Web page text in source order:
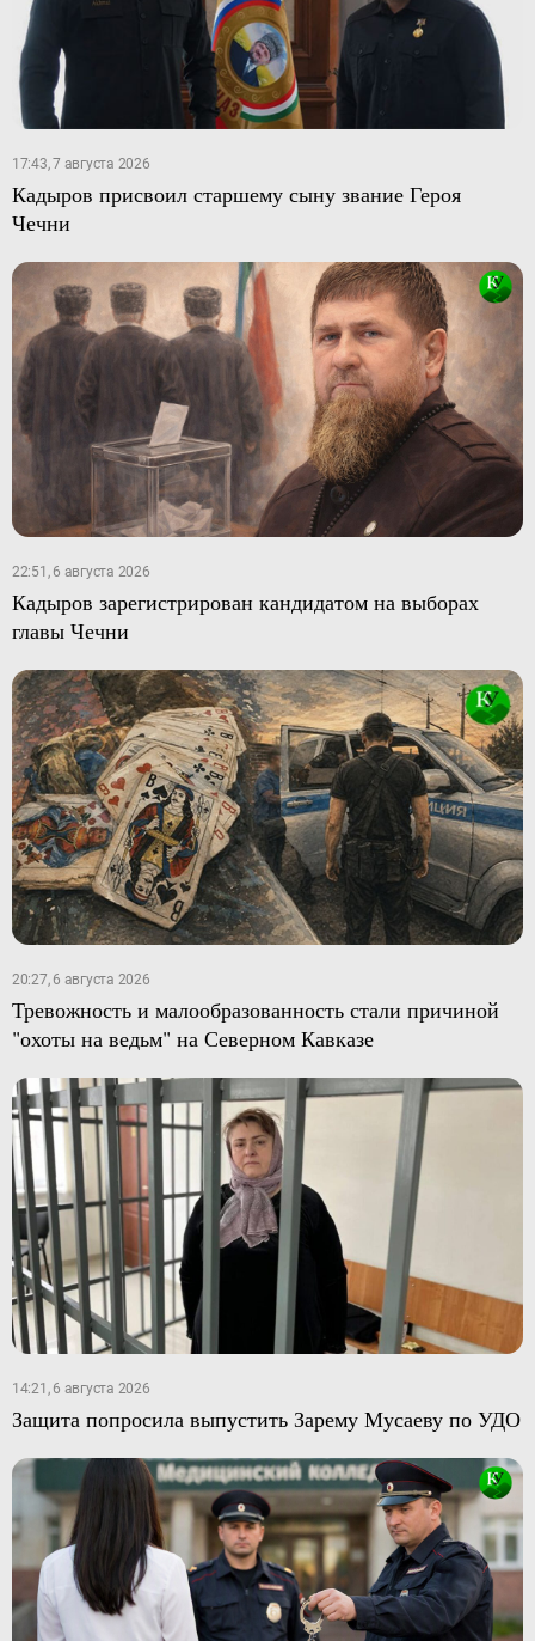
17:43, 7 августа 2026
Кадыров присвоил старшему сыну звание Героя
Чечни
22:51, 6 августа 2026
Кадыров зарегистрирован кандидатом на выборах
главы Чечни
20:27, 6 августа 2026
Тревожность и малообразованность стали причиной
"охоты на ведьм" на Северном Кавказе
14:21, 6 августа 2026
Защита попросила выпустить Зарему Мусаеву по УДО